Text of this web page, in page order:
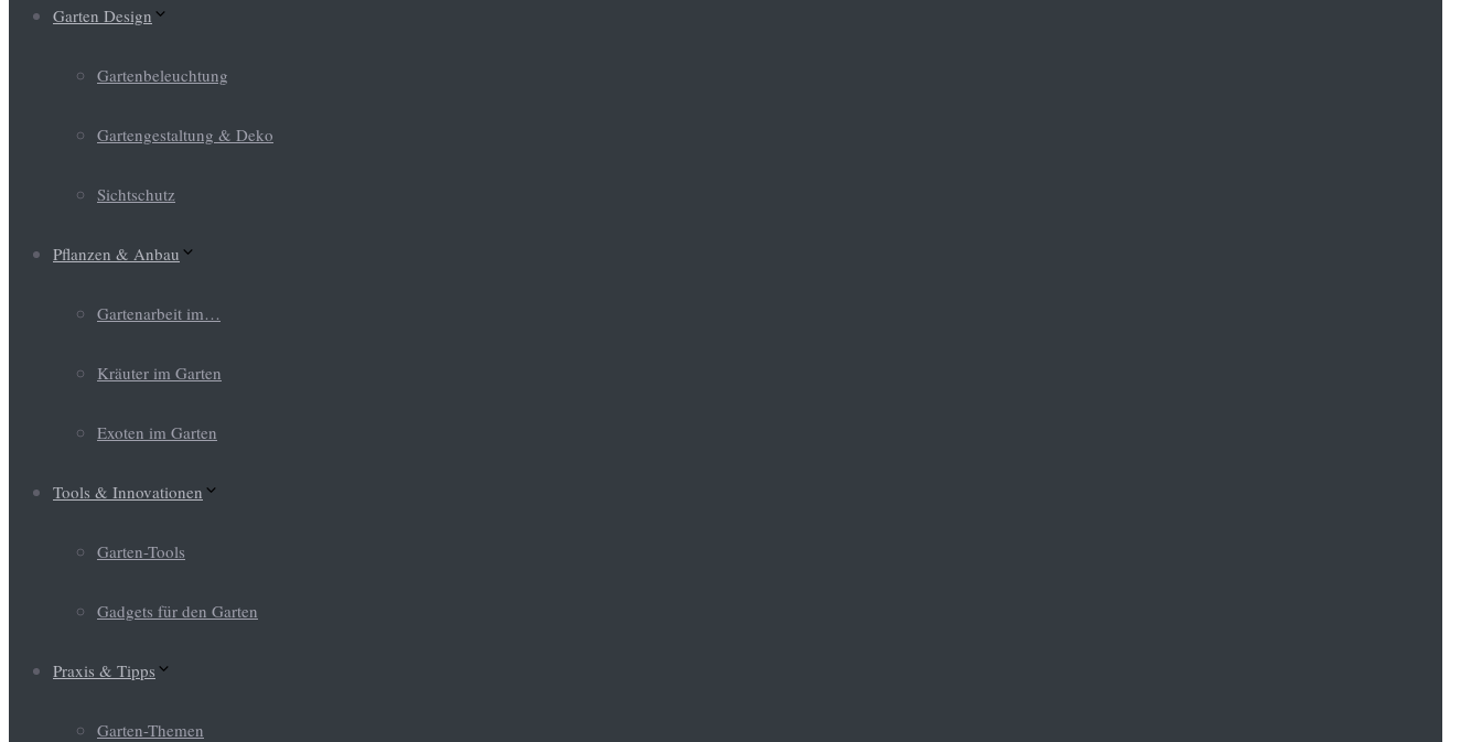
Garten Design
Gartenbeleuchtung
Gartengestaltung & Deko
Sichtschutz
Pflanzen & Anbau
Gartenarbeit im…
Kräuter im Garten
Exoten im Garten
Tools & Innovationen
Garten-Tools
Gadgets für den Garten
Praxis & Tipps
Garten-Themen